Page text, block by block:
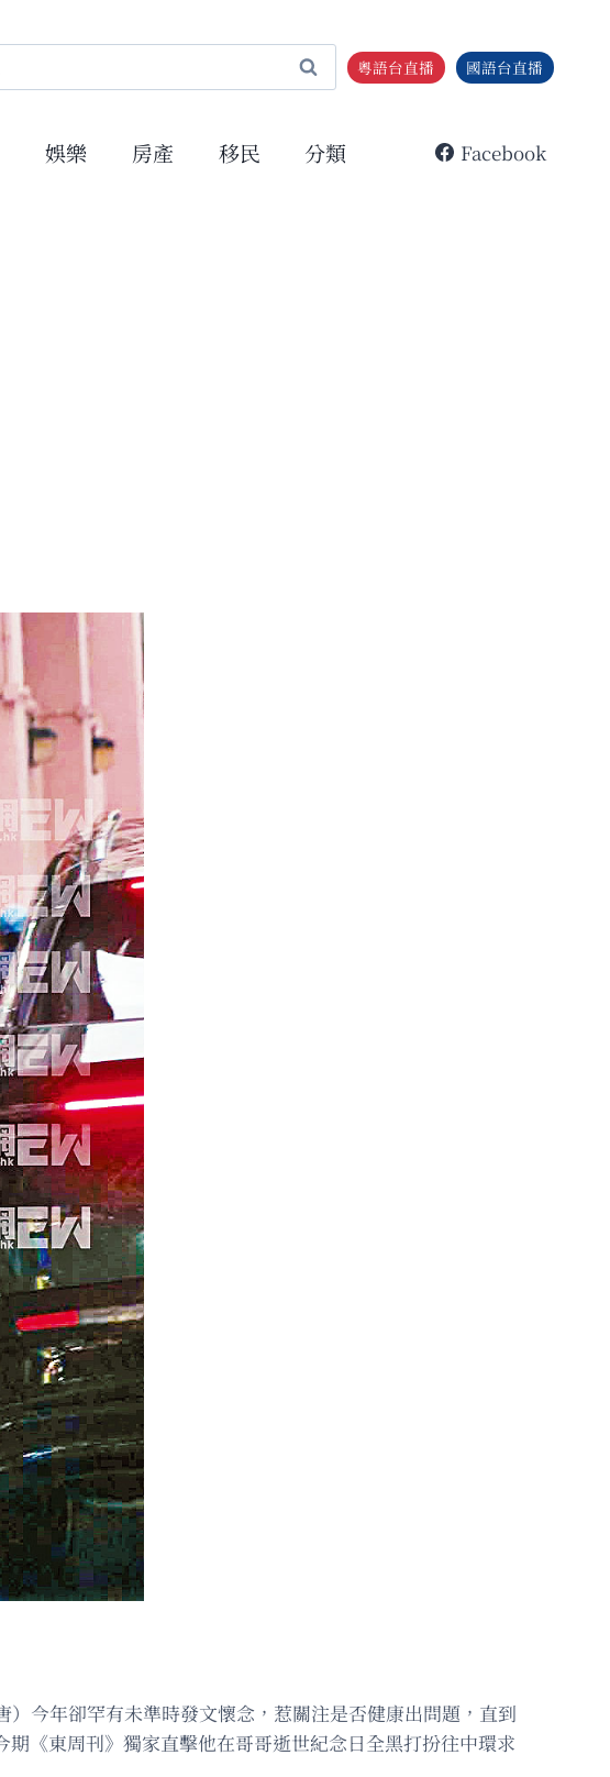
粵語台直播 國語台直播
娛樂 房產 移民 分類 Facebook
今年卻罕有未準時發文懷念，惹關注是否健康出問題，直到
《東周刊》獨家直擊他在哥哥逝世紀念日全黑打扮往中環求